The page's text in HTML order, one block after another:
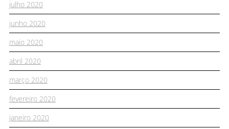
julho 2020
junho 2020
maio 2020
abril 2020
março 2020
fevereiro 2020
janeiro 2020